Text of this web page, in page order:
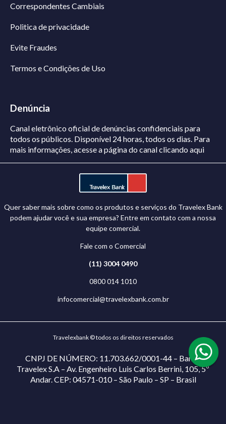
Correspondentes Cambiais
Politica de privacidade
Evite Fraudes
Termos e Condições de Uso
Denúncia
Canal eletrônico oficial de denúncias confidenciais para
todos os públicos. Disponível 24 horas, todos os dias. Para
mais informações, acesse a página do canalclicando aqui
Quer saber mais sobre como os produtos e serviços do Travelex Bank
podem ajudar você e sua empresa? Entre em contato com a nossa
equipe comercial.
Fale com o Comercial
(11) 3004 0490
0800 014 1010
infocomercial@travelexbank.com.br
Travelexbank © todos os direitos reservados
CNPJ DE NÚMERO: 11.703.662/0001-44 – Banco
Travelex S.A – Av. Engenheiro Luis Carlos Berrini, 105, 5º
Andar. CEP: 04571-010 – São Paulo – SP – Brasil